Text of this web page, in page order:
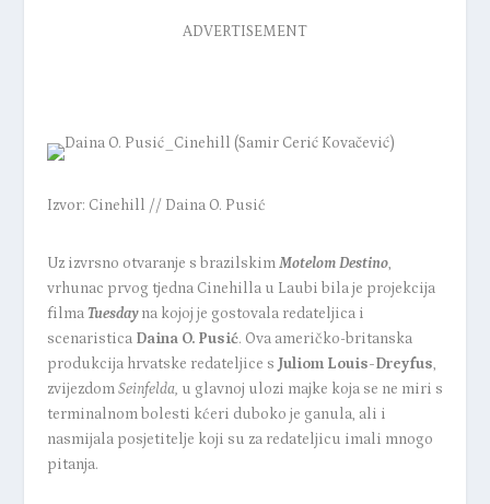
ADVERTISEMENT
Izvor: Cinehill // Daina O. Pusić
Uz izvrsno otvaranje s brazilskimMotelom Destino,
vrhunac prvog tjedna Cinehilla u Laubi bila je projekcija
filmaTuesdayna kojoj je gostovala redateljica i
scenaristica Daina O. Pusić. Ova američko-britanska
produkcija hrvatske redateljice s Juliom Louis-Dreyfus,
zvijezdomSeinfelda, u glavnoj ulozi majke koja se ne miri s
terminalnom bolesti kćeri duboko je ganula, ali i
nasmijala posjetitelje koji su za redateljicu imali mnogo
pitanja.